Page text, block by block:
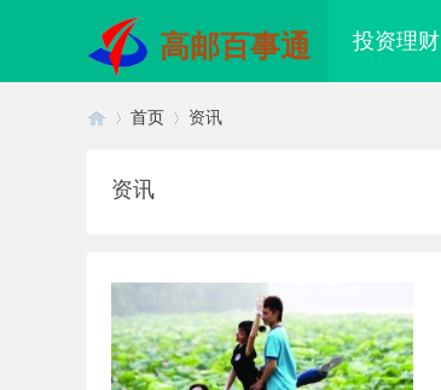
高邮百事通 投资理财
首页 资讯
资讯